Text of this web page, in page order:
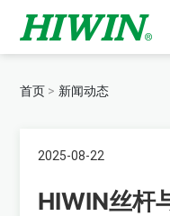
首页 新闻动态
2025-08-22
HIWIN丝杆